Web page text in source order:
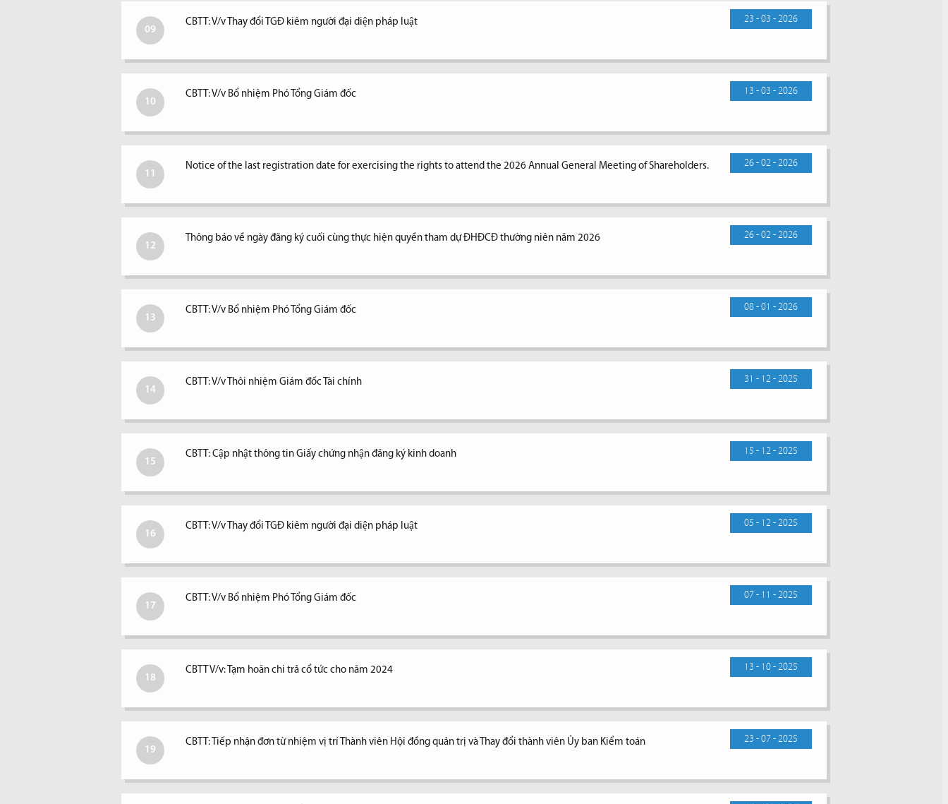
09
23 - 03 - 2026
CBTT: V/v Thay đổi TGĐ kiêm người đại diện pháp luật
10
13 - 03 - 2026
CBTT: V/v Bổ nhiệm Phó Tổng Giám đốc
11
26 - 02 - 2026
Notice of the last registration date for exercising the rights to attend the 2026 Annual General Meeting of Shareholders.
12
26 - 02 - 2026
Thông báo về ngày đăng ký cuối cùng thực hiện quyền tham dự ĐHĐCĐ thường niên năm 2026
13
08 - 01 - 2026
CBTT: V/v Bổ nhiệm Phó Tổng Giám đốc
14
31 - 12 - 2025
CBTT: V/v Thôi nhiệm Giám đốc Tài chính
15
15 - 12 - 2025
CBTT: Cập nhật thông tin Giấy chứng nhận đăng ký kinh doanh
16
05 - 12 - 2025
CBTT: V/v Thay đổi TGĐ kiêm người đại diện pháp luật
17
07 - 11 - 2025
CBTT: V/v Bổ nhiệm Phó Tổng Giám đốc
18
13 - 10 - 2025
CBTT V/v: Tạm hoãn chi trả cổ tức cho năm 2024
19
23 - 07 - 2025
CBTT: Tiếp nhận đơn từ nhiệm vị trí Thành viên Hội đồng quản trị và Thay đổi thành viên Ủy ban Kiểm toán